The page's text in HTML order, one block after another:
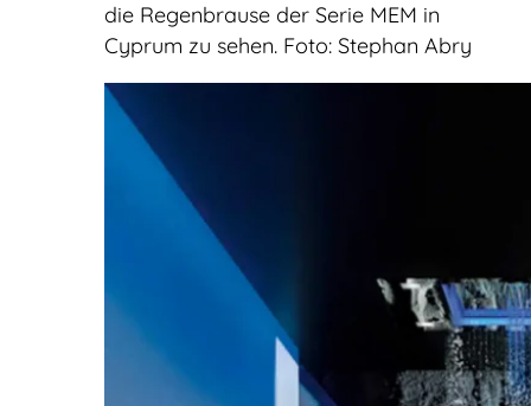
die Regenbrause der Serie MEM in
Cyprum zu sehen. Foto: Stephan Abry